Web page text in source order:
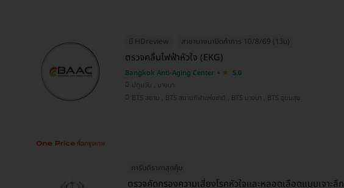
มี HDreview สาขาบางนาปิดทำการ 10/8/69 (1วัน)
ตรวจคลื่นไฟฟ้าหัวใจ (EKG)
Bangkok Anti-Aging Center
5.0
ปทุมวัน , บางนา
BTS สยาม , BTS สนามกีฬาแห่งชาติ , BTS บางนา , BTS อุดมสุข
การันตีราคาสุดคุ้ม
ตรวจคัดกรองความเสี่ยงโรคหัวใจและหลอดเลือดแบบเจาะลึก